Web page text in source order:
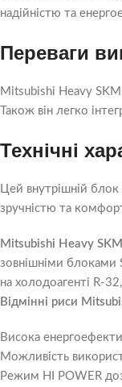
надійністю та
Переваги
Mitsubishi Heavy
Також він легко
Технічні
Цей внутрішній
зручністю та
Mitsubishi Heavy
зовнішніми блоками
на холодоагенті R-
Відмінні риси
Висока
Можливість
Режим HI POWER